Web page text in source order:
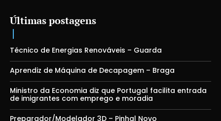
Últimas postagens
Técnico de Energias Renováveis – Guarda
Aprendiz de Máquina de Decapagem – Braga
Ministro da Economia diz que Portugal facilita entrada
de imigrantes com emprego e moradia
Preparador/Modelador 3D – Pinhal Novo